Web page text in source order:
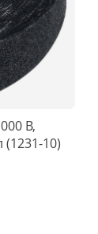
В,
10)